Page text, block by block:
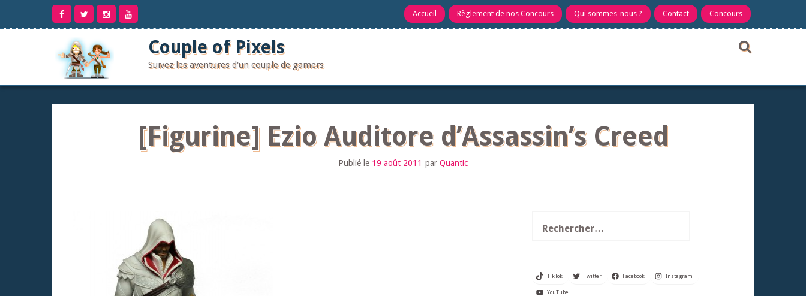
contenu
Accueil Règlement de nos Concours Qui sommes-nous ? Contact Concours
Couple of Pixels
Suivez les aventures d'un couple de gamers
[Figurine] Ezio Auditore d’Assassin’s Creed
Publié le 19 août 2011 par Quantic
TikTok Twitter Facebook Instagram
YouTube